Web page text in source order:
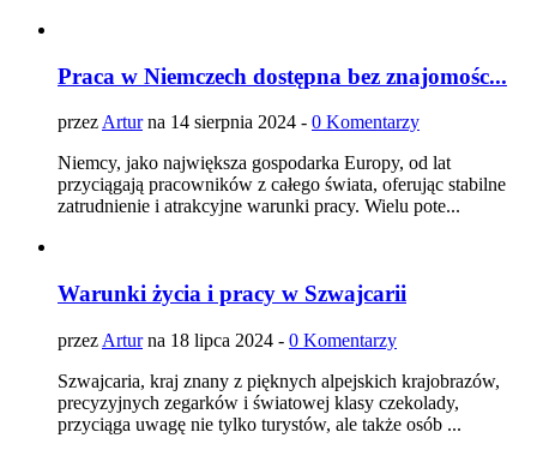
Praca w Niemczech dostępna bez znajomośc...
przez Arturna 14 sierpnia 2024 - 0 Komentarzy
Niemcy, jako największa gospodarka Europy, od lat
przyciągają pracowników z całego świata, oferując stabilne
zatrudnienie i atrakcyjne warunki pracy. Wielu pote...
Warunki życia i pracy w Szwajcarii
przez Arturna 18 lipca 2024 - 0 Komentarzy
Szwajcaria, kraj znany z pięknych alpejskich krajobrazów,
precyzyjnych zegarków i światowej klasy czekolady,
przyciąga uwagę nie tylko turystów, ale także osób ...